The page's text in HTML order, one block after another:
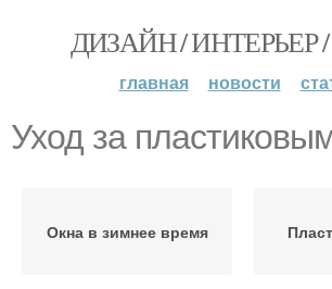
ДИЗАЙН / ИНТЕРЬЕР
главная новости
Уход за
Окна в зимнее время